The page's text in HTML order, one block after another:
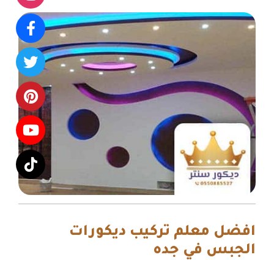
افضل معلم تركيب ديكورات
الجبس في جده